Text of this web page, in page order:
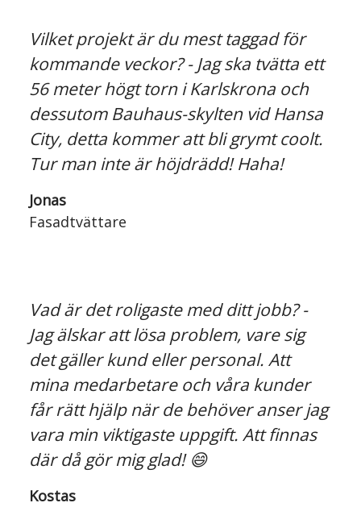
Vilket projekt är du mest taggad för
kommande veckor? - Jag ska tvätta ett
56 meter högt torn i Karlskrona och
dessutom Bauhaus-skylten vid Hansa
City, detta kommer att bli grymt coolt.
Tur man inte är höjdrädd! Haha!
Jonas
Fasadtvättare
Vad är det roligaste med ditt jobb? -
Jag älskar att lösa problem, vare sig
det gäller kund eller personal. Att
mina medarbetare och våra kunder
får rätt hjälp när de behöver anser jag
vara min viktigaste uppgift. Att finnas
där då gör mig glad! 😄
Kostas